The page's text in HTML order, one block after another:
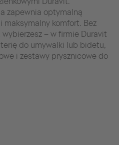
zapewnia optymalną
komfort. Bez
– w firmie Duravit
do umywalki lub bidetu,
i zestawy prysznicowe do